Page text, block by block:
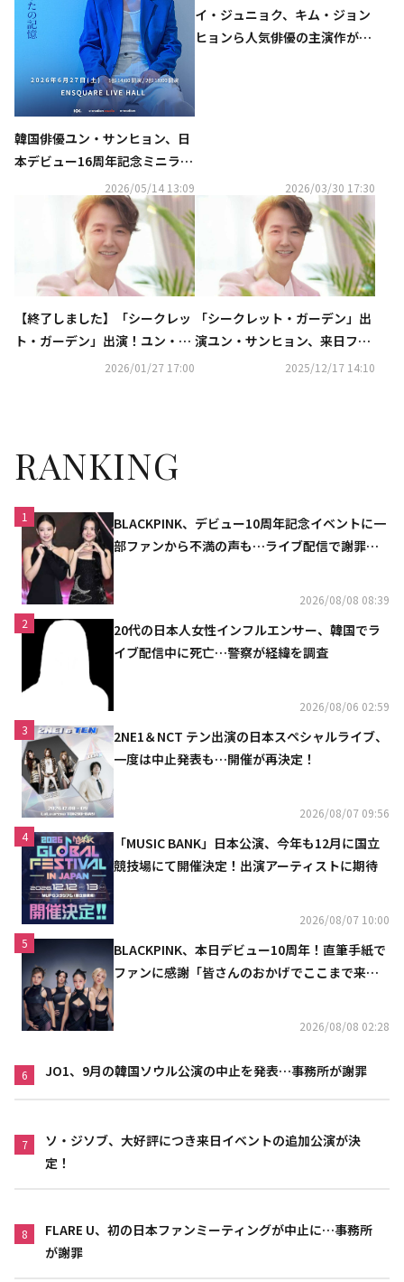
韓国俳優ユン・サンヒョン、日
本デビュー16周年記念ミニライ
ブ開催決定！ドラマOSTの名曲
披露＆お見送り握手会も
2026/05/14 13:09
イ・ジュニョク、キム・ジョン
ヒョンら人気俳優の主演作が
2026/03/30 17:30
【終了しました】「シークレッ
ト・ガーデン」出演！ユン・サ
ンヒョン、2月東京・大阪公演
2026/01/27 17:00
「シークレット・ガーデン」出
演ユン・サンヒョン、来日ファ
ンミが決定！2026年2月に東京
2025/12/17 14:10
RANKING
1
BLACKPINK、デビュー10周年記念イベントに一
部ファンから不満の声も…ライブ配信で謝罪
2026/08/08 08:39
2
20代の日本人女性インフルエンサー、韓国でラ
イブ配信中に死亡…警察が経緯を調査
2026/08/06 02:59
3
2NE1＆NCT テン出演の日本スペシャルライブ、
一度は中止発表も…開催が再決定！
2026/08/07 09:56
4
「MUSIC BANK」日本公演、今年も12月に国立
競技場にて開催決定！出演アーティストに期待
2026/08/07 10:00
5
BLACKPINK、本日デビュー10周年！直筆手紙で
ファンに感謝「皆さんのおかげでここまで来ら
2026/08/08 02:28
6 JO1、9月の韓国ソウル公演の中止を発表…事務所が謝罪
7
ソ・ジソブ、大好評につき来日イベントの追加公演が決
定！
8
FLARE U、初の日本ファンミーティングが中止に…事務所
が謝罪